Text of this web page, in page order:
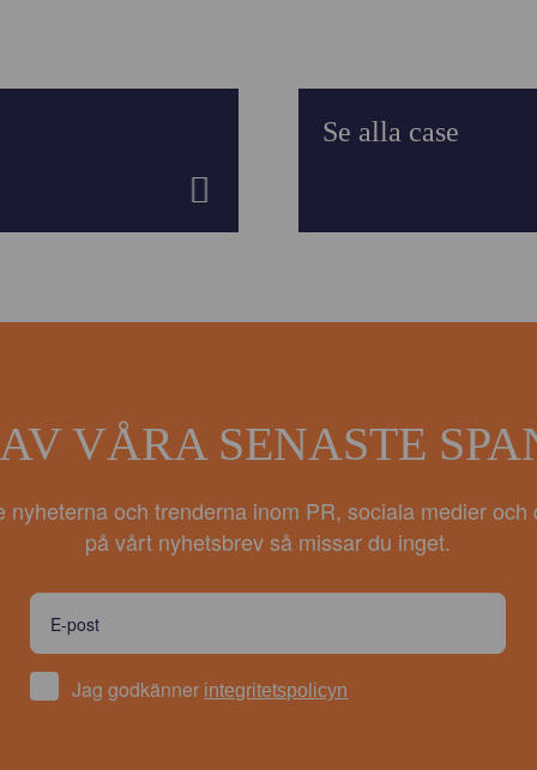
Se alla case
VÅRA SENASTE
nyheterna och trenderna inom PR, sociala medier
på vårt nyhetsbrev så missar du inget.
Jag godkänner integritetspolicyn